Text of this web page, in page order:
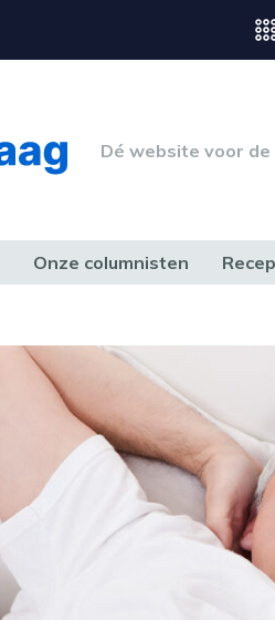
Dé website voor
Onze columnisten